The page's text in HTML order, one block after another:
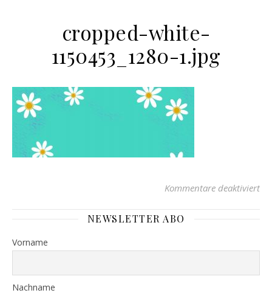
cropped-white-
1150453_1280-1.jpg
Kommentare deaktiviertfür
NEWSLETTER ABO
Vorname
Nachname